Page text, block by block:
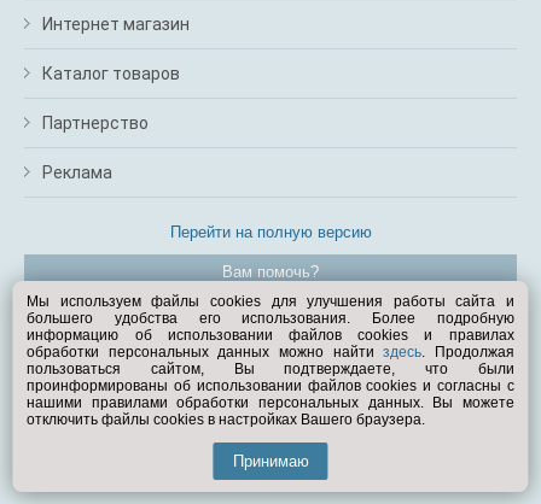
Интернет магазин
Каталог товаров
Партнерство
Реклама
Перейти на полную версию
Вам помочь?
© Exist.ru 1998—2026
Мы используем файлы cookies для улучшения работы сайта и
большего удобства его использования. Более подробную
информацию об использовании файлов cookies и правилах
обработки персональных данных можно найтиздесь. Продолжая
пользоваться сайтом, Вы подтверждаете, что были
проинформированы об использовании файлов cookies и согласны с
нашими правилами обработки персональных данных. Вы можете
отключить файлы cookies в настройках Вашего браузера.
Принимаю